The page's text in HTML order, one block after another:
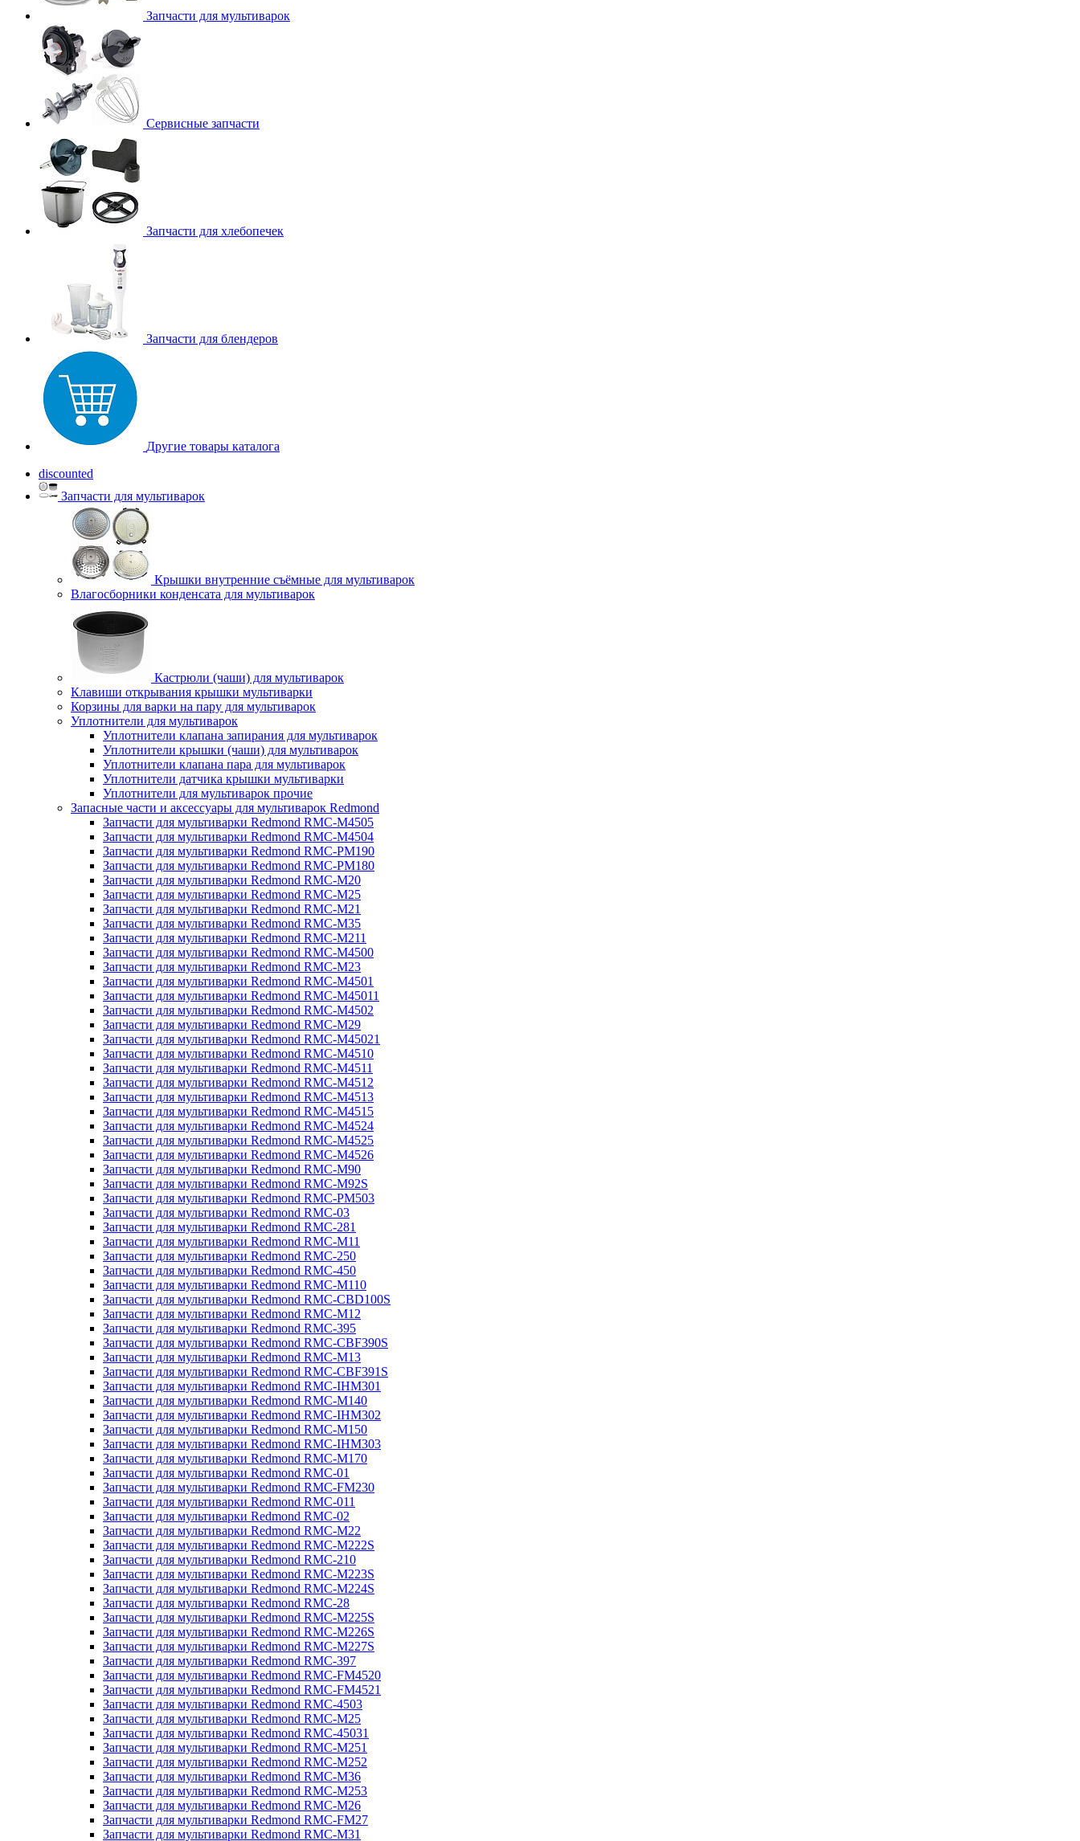
Запчасти для мультиварок
Сервисные запчасти
Запчасти для хлебопечек
Запчасти для блендеров
Другие товары каталога
discounted
Запчасти для мультиварок
Крышки внутренние съёмные для мультиварок
Влагосборники конденсата для мультиварок
Кастрюли (чаши) для мультиварок
Клавиши открывания крышки мультиварки
Корзины для варки на пару для мультиварок
Уплотнители для мультиварок
Уплотнители клапана запирания для мультиварок
Уплотнители крышки (чаши) для мультиварок
Уплотнители клапана пара для мультиварок
Уплотнители датчика крышки мультиварки
Уплотнители для мультиварок прочие
Запасные части и аксессуары для мультиварок Redmond
Запчасти для мультиварки Redmond RMC-M4505
Запчасти для мультиварки Redmond RMC-M4504
Запчасти для мультиварки Redmond RMC-PM190
Запчасти для мультиварки Redmond RMC-PM180
Запчасти для мультиварки Redmond RMC-M20
Запчасти для мультиварки Redmond RMC-M25
Запчасти для мультиварки Redmond RMC-M21
Запчасти для мультиварки Redmond RMC-M35
Запчасти для мультиварки Redmond RMC-M211
Запчасти для мультиварки Redmond RMC-M4500
Запчасти для мультиварки Redmond RMC-M23
Запчасти для мультиварки Redmond RMC-M4501
Запчасти для мультиварки Redmond RMC-M45011
Запчасти для мультиварки Redmond RMC-M4502
Запчасти для мультиварки Redmond RMC-M29
Запчасти для мультиварки Redmond RMC-M45021
Запчасти для мультиварки Redmond RMC-M4510
Запчасти для мультиварки Redmond RMC-M4511
Запчасти для мультиварки Redmond RMC-M4512
Запчасти для мультиварки Redmond RMC-M4513
Запчасти для мультиварки Redmond RMC-M4515
Запчасти для мультиварки Redmond RMC-M4524
Запчасти для мультиварки Redmond RMC-M4525
Запчасти для мультиварки Redmond RMC-M4526
Запчасти для мультиварки Redmond RMC-M90
Запчасти для мультиварки Redmond RMC-M92S
Запчасти для мультиварки Redmond RMC-PM503
Запчасти для мультиварки Redmond RMC-03
Запчасти для мультиварки Redmond RMC-281
Запчасти для мультиварки Redmond RMC-M11
Запчасти для мультиварки Redmond RMC-250
Запчасти для мультиварки Redmond RMC-450
Запчасти для мультиварки Redmond RMC-M110
Запчасти для мультиварки Redmond RMC-CBD100S
Запчасти для мультиварки Redmond RMC-M12
Запчасти для мультиварки Redmond RMC-395
Запчасти для мультиварки Redmond RMC-CBF390S
Запчасти для мультиварки Redmond RMC-M13
Запчасти для мультиварки Redmond RMC-CBF391S
Запчасти для мультиварки Redmond RMC-IHM301
Запчасти для мультиварки Redmond RMC-M140
Запчасти для мультиварки Redmond RMC-IHM302
Запчасти для мультиварки Redmond RMC-M150
Запчасти для мультиварки Redmond RMC-IHM303
Запчасти для мультиварки Redmond RMC-M170
Запчасти для мультиварки Redmond RMC-01
Запчасти для мультиварки Redmond RMC-FM230
Запчасти для мультиварки Redmond RMC-011
Запчасти для мультиварки Redmond RMC-02
Запчасти для мультиварки Redmond RMC-M22
Запчасти для мультиварки Redmond RMC-M222S
Запчасти для мультиварки Redmond RMC-210
Запчасти для мультиварки Redmond RMC-M223S
Запчасти для мультиварки Redmond RMC-M224S
Запчасти для мультиварки Redmond RMC-28
Запчасти для мультиварки Redmond RMC-M225S
Запчасти для мультиварки Redmond RMC-M226S
Запчасти для мультиварки Redmond RMC-M227S
Запчасти для мультиварки Redmond RMC-397
Запчасти для мультиварки Redmond RMC-FM4520
Запчасти для мультиварки Redmond RMC-FM4521
Запчасти для мультиварки Redmond RMC-4503
Запчасти для мультиварки Redmond RMC-M25
Запчасти для мультиварки Redmond RMC-45031
Запчасти для мультиварки Redmond RMC-M251
Запчасти для мультиварки Redmond RMC-M252
Запчасти для мультиварки Redmond RMC-M36
Запчасти для мультиварки Redmond RMC-M253
Запчасти для мультиварки Redmond RMC-M26
Запчасти для мультиварки Redmond RMC-FM27
Запчасти для мультиварки Redmond RMC-M31